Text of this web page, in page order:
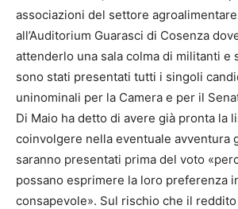
associazioni del settore
all’Auditorium Guarasci di Cosenza
attenderlo una sala colma di militanti e
sono stati presentati tutti i singoli
uninominali per la Camera e per il
Di Maio ha detto di avere già pronta la
coinvolgere nella eventuale avventura
saranno presentati prima del voto
possano esprimere la loro preferenza
consapevole». Sul rischio che il